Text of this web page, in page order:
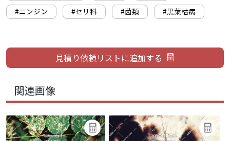
#ニンジン
#セリ科 #菌類 #黒葉枯病
関連画像